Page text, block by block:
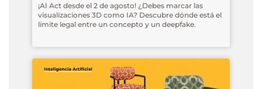
¡AI Act desde el 2 de agosto! ¿Debes marcar las
visualizaciones 3D como IA? Descubre dónde está el
límite legal entre un concepto y un deepfake.